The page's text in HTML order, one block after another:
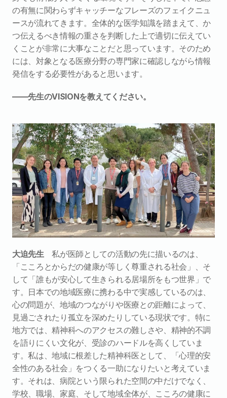
の有無に関わらずキャッチーなフレーズのフェイクニュ
ースが流れてきます。全体的な医学知識を踏まえて、か
つ伝えるべき情報の重さを判断した上で適切に伝えてい
くことが非常に大事なことだと思っています。そのため
には、対象となる医療分野の専門家に確認しながら情報
発信をする必要性があると思います。
――先生のVISIONを教えてください。
大迫先生 私が医師としての活動の先に描いるのは、
「こころとからだの健康が等しく尊重される社会」、そ
して「誰もが安心して生きられる居場所をもつ世界」で
す。日本での地域医療に携わる中で実感しているのは、
心の問題が、地域のつながりや医療との距離によって、
見過ごされたり孤立を深めたりしている現状です。特に
地方では、精神科へのアクセスの難しさや、精神的不調
を語りにくい文化が、受診のハードルを高くしていま
す。私は、地域に根差した精神科医として、「心理的安
全性のある社会」をつくる一助になりたいと考えていま
す。それは、病院という限られた空間の中だけでなく、
学校、職場、家庭、そして地域全体が、こころの健康に